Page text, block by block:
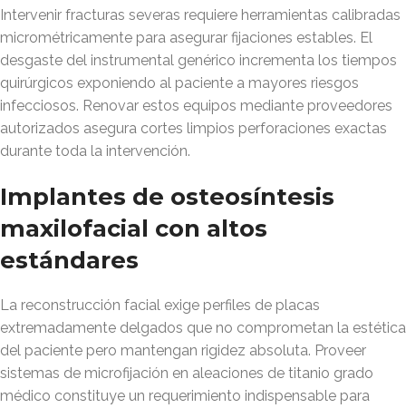
Intervenir fracturas severas requiere herramientas calibradas
micrométricamente para asegurar fijaciones estables. El
desgaste del instrumental genérico incrementa los tiempos
quirúrgicos exponiendo al paciente a mayores riesgos
infecciosos. Renovar estos equipos mediante proveedores
autorizados asegura cortes limpios perforaciones exactas
durante toda la intervención.
Implantes de osteosíntesis
maxilofacial con altos
estándares
La reconstrucción facial exige perfiles de placas
extremadamente delgados que no comprometan la estética
del paciente pero mantengan rigidez absoluta. Proveer
sistemas de microfijación en aleaciones de titanio grado
médico constituye un requerimiento indispensable para